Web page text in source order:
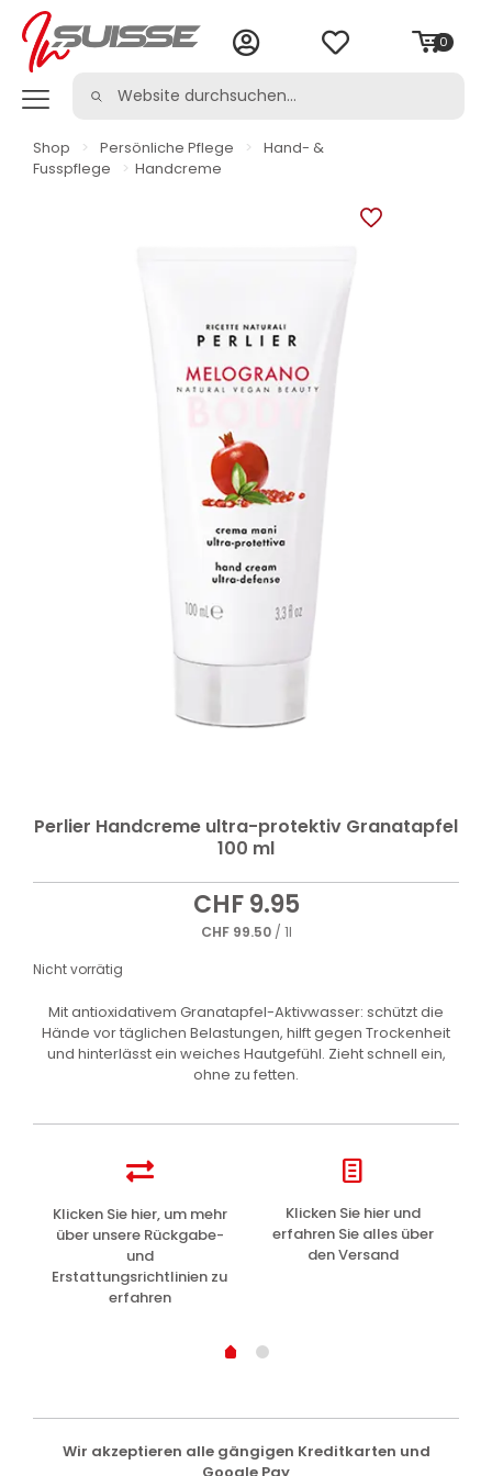
0
Shop > Persönliche Pflege >
Hand- &
Fusspflege
> Handcreme
Perlier Handcreme ultra-protektiv Granatapfel
100 ml
CHF9.95
CHF99.50/ 1l
Nicht vorrätig
Mit antioxidativem Granatapfel-Aktivwasser: schützt die
Hände vor täglichen Belastungen, hilft gegen Trockenheit
und hinterlässt ein weiches Hautgefühl. Zieht schnell ein,
ohne zu fetten.
Klicken Sie hier, um mehr
über unsere Rückgabe-
und
Erstattungsrichtlinien zu
erfahren
Klicken Sie hier und
erfahren Sie alles über
den Versand
Wir akzeptieren alle gängigen Kreditkarten und